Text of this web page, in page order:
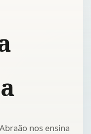
nos ensina